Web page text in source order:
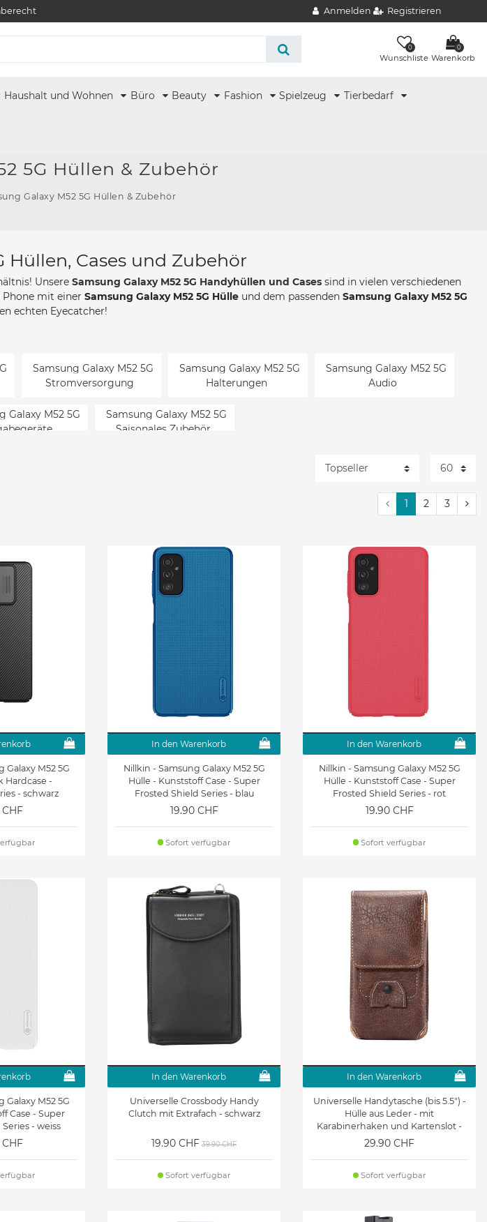
Anmelden Registrieren
0
Wunschliste
0
Warenkorb
Haushalt und Wohnen Büro Beauty Fashion Spielzeug Tierbedarf
5G Hüllen & Zubehör
Galaxy M52 5G Hüllen & Zubehör
Hüllen, Cases und Zubehör
Unsere Samsung Galaxy M52 5G Handyhüllen und Casessind in vielen verschiedenen
mit einer Samsung Galaxy M52 5G Hülleund dem passendenSamsung Galaxy M52 5G
echten Eyecatcher!
Samsung Galaxy M52 5G
Stromversorgung
Samsung Galaxy M52 5G
Halterungen
Samsung Galaxy M52 5G
Audio
Galaxy M52 5G
Samsung Galaxy M52 5G
Saisonales Zubehör
1 2 3
Galaxy M52 5G
Hardcase -
- schwarz
CHF
In den Warenkorb
Nillkin - Samsung Galaxy M52 5G
Hülle - Kunststoff Case - Super
Frosted Shield Series - blau
19.90 CHF
Sofort verfügbar
In den Warenkorb
Nillkin - Samsung Galaxy M52 5G
Hülle - Kunststoff Case - Super
Frosted Shield Series - rot
19.90 CHF
Sofort verfügbar
Galaxy M52 5G
Case - Super
- weiss
CHF
In den Warenkorb
Universelle Crossbody Handy
Clutch mit Extrafach - schwarz
19.90 CHF 39.90 CHF
Sofort verfügbar
In den Warenkorb
Universelle Handytasche (bis 5.5") -
Hülle aus Leder - mit
Karabinerhaken und Kartenslot -
braun
29.90 CHF
Sofort verfügbar